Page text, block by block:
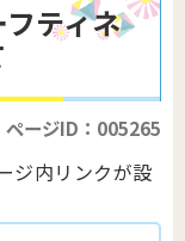
ティネ
ページID：005265
ジ内リンクが設